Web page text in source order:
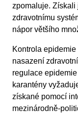
zpomaluje. Získali
zdravotnímu
nápor většího
Kontrola
nasazení
regulace
karantény
získané pomocí
mezinárodně-